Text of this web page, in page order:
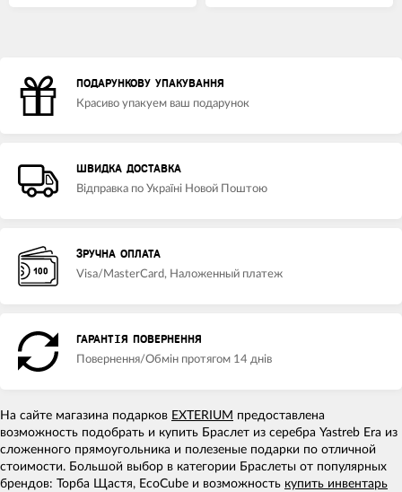
ПОДАРУНКОВУ УПАКУВАННЯ
Красиво упакуем ваш подарунок
ШВИДКА ДОСТАВКА
Відправка по Україні Новой Поштою
ЗРУЧНА ОПЛАТА
Visa/MasterCard, Наложенный платеж
ГАРАНТІЯ ПОВЕРНЕННЯ
Повернення/Обмін протягом 14 днів
На сайте магазина подарков EXTERIUM предоставлена
возможность подобрать и купить Браслет из серебра Yastreb Era из
сложенного прямоугольника и полезеные подарки по отличной
стоимости. Большой выбор в категории Браслеты от популярных
брендов: Торба Щастя, EcoCube и возможность купить инвентарь